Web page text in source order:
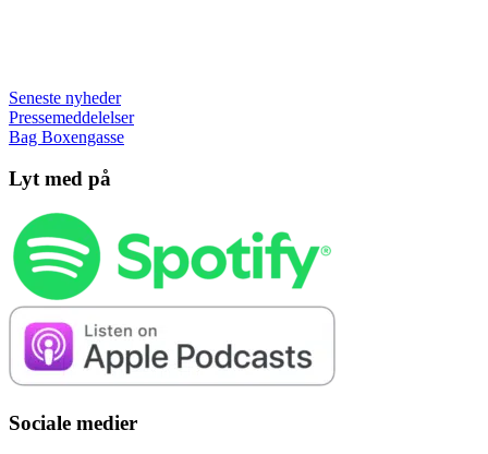
Seneste nyheder
Pressemeddelelser
Bag Boxengasse
Lyt med på
Sociale medier